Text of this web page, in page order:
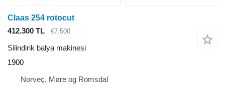
Claas 254 rotocut
412.300 TL
€7.500
Silindirik balya makinesi
1900
Norveç, Møre og Romsdal